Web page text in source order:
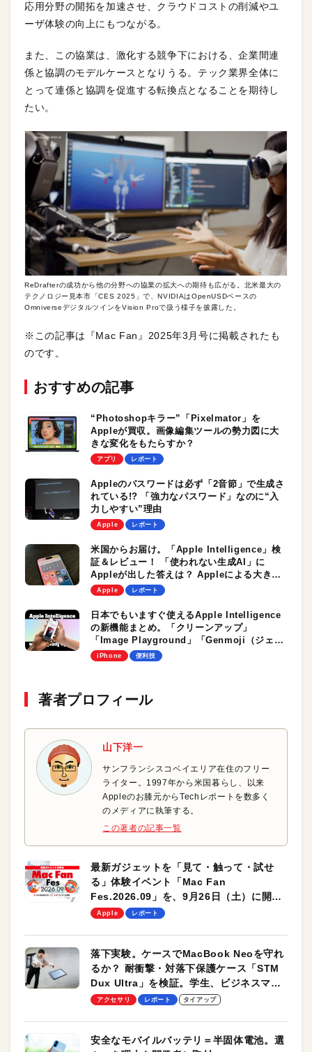
応用分野の開拓を加速させ、クラウドコストの削減やユ
ーザ体験の向上にもつながる。
また、この協業は、激化する競争下における、企業間連
係と協調のモデルケースとなりうる。テック業界全体に
とって連係と協調を促進する転換点となることを期待し
たい。
ReDrafterの成功から他の分野への協業の拡大への期待も広がる。北米最大の
テクノロジー見本市「CES 2025」で、NVIDIAはOpenUSDベースの
OmniverseデジタルツインをVision Proで扱う様子を披露した。
※この記事は『Mac Fan』2025年3月号に掲載されたも
のです。
おすすめの記事
“Photoshopキラー”「Pixelmator」を
Appleが買収。画像編集ツールの勢力図に大
きな変化をもたらすか？
アプリ レポート
Appleのパスワードは必ず「2音節」で生成さ
れている!? 「強力なパスワード」なのに“入
力しやすい”理由
Apple レポート
米国からお届け。「Apple Intelligence」検
証＆レビュー！ 「使われない生成AI」に
Appleが出した答えは？ Appleによる大きな
変化の小さな始まり
Apple レポート
日本でもいますぐ使えるApple Intelligence
の新機能まとめ。「クリーンアップ」
「Image Playground」「Genmoji（ジェン
文字）」。iPhoneで最新AI機能を試してみよ
iPhone 便利技
著者プロフィール
山下洋一
サンフランシスコベイエリア在住のフリー
ライター。1997年から米国暮らし、以来
Appleのお膝元からTechレポートを数多く
のメディアに執筆する。
この著者の記事一覧
最新ガジェットを「見て・触って・試せ
る」体験イベント「Mac Fan
Fes.2026.09」を、9月26日（土）に開催
します！
Apple レポート
落下実験。ケースでMacBook Neoを守れ
るか？ 耐衝撃・対落下保護ケース「STM
Dux Ultra」を検証。学生、ビジネスマン
のモバイルユースに最適！
アクセサリ レポート タイアップ
安全なモバイルバッテリ＝半固体電池。選